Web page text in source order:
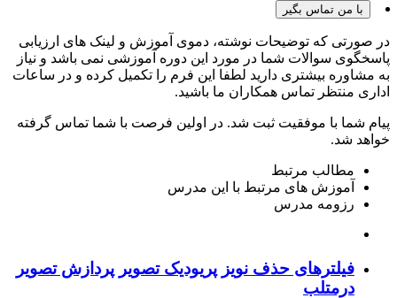
با من تماس بگیر
در صورتی که توضیحات نوشته، دموی آموزش و لینک های ارزیابی
پاسخگوی سوالات شما در مورد این دوره آموزشی نمی باشد و نیاز
به مشاوره بیشتری دارید لطفا این فرم را تکمیل کرده و در ساعات
اداری منتظر تماس همکاران ما باشید.
پیام شما با موفقیت ثبت شد. در اولین فرصت با شما تماس گرفته
خواهد شد.
مطالب مرتبط
آموزش های مرتبط با این مدرس
رزومه مدرس
فیلترهای حذف نویز پریودیک تصویر پردازش تصویر
درمتلب